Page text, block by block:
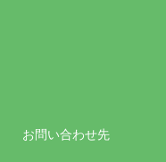
お問い合わせ先